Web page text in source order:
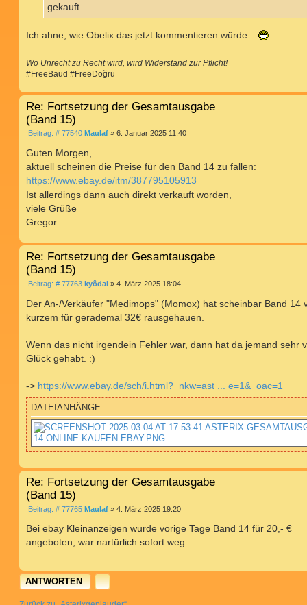
gekauft .
Ich ahne, wie Obelix das jetzt kommentieren würde...
Wo Unrecht zu Recht wird, wird Widerstand zur Pflicht!
#FreeBaud #FreeDoğru
Re: Fortsetzung der Gesamtausgabe
(Band 15)
Beitrag: # 77540B
i
r
a
g
Maulaf » 6. Januar 2025 11:40
Guten Morgen,
aktuell scheinen die Preise für den Band 14 zu fallen:
https://www.ebay.de/itm/387795105913
Ist allerdings dann auch direkt verkauft worden,
viele Grüße
Gregor
Re: Fortsetzung der Gesamtausgabe
(Band 15)
Beitrag: # 77763B
i
t
r
kyôdai » 4. März 2025 18:04
Der An-/Verkäufer "Medimops" (Momox) hat scheinbar Band 14
kurzem für gerademal 32€ rausgehauen.
Wenn das nicht irgendein Fehler war, dann hat da jemand sehr
Glück gehabt. :)
-> https://www.ebay.de/sch/i.html?_nkw=ast ... e=1&_oac=1
DATEIANHÄNGE
Re: Fortsetzung der Gesamtausgabe
(Band 15)
Beitrag: # 77765B
i
r
Maulaf » 4. März 2025 19:20
Bei ebay Kleinanzeigen wurde vorige Tage Band 14 für 20,- €
angeboten, war nartürlich sofort weg
ANTWORTEN